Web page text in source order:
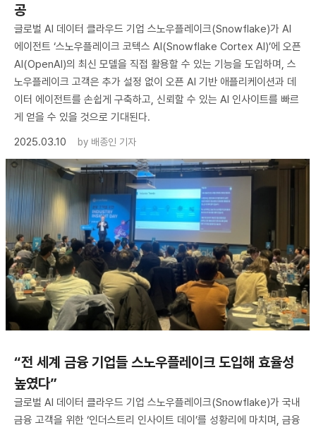
공
글로벌 AI 데이터 클라우드 기업 스노우플레이크(Snowflake)가 AI
에이전트 ‘스노우플레이크 코텍스 AI(Snowflake Cortex AI)’에 오픈
AI(OpenAI)의 최신 모델을 직접 활용할 수 있는 기능을 도입하며, 스
노우플레이크 고객은 추가 설정 없이 오픈 AI 기반 애플리케이션과 데
이터 에이전트를 손쉽게 구축하고, 신뢰할 수 있는 AI 인사이트를 빠르
게 얻을 수 있을 것으로 기대된다.
2025.03.10
by 배종인 기자
“전 세계 금융 기업들 스노우플레이크 도입해 효율성
높였다”
글로벌 AI 데이터 클라우드 기업 스노우플레이크(Snowflake)가 국내
금융 고객을 위한 ‘인더스트리 인사이트 데이’를 성황리에 마치며, 금융